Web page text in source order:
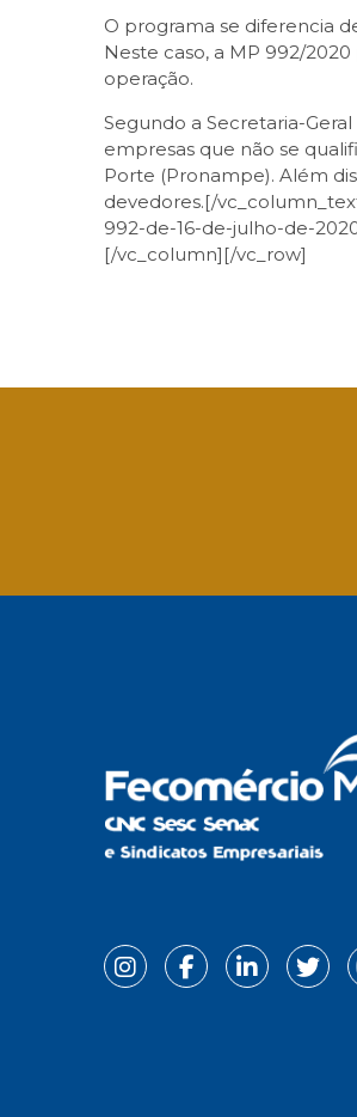
O programa se diferencia
Neste caso, a MP 992/
operação.
Segundo a Secretaria-
empresas que não se
Porte (Pronampe). Além
devedores.[/
992-de-16-de-julho-de-
[/vc_column][/vc_row]